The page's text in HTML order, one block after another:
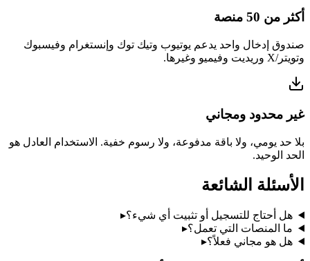
أكثر من 50 منصة
صندوق إدخال واحد يدعم يوتيوب وتيك توك وإنستغرام وفيسبوك
وتويتر/X وريديت وفيميو وغيرها.
غير محدود ومجاني
بلا حد يومي، ولا باقة مدفوعة، ولا رسوم خفية. الاستخدام العادل هو
الحد الوحيد.
الأسئلة الشائعة
هل أحتاج للتسجيل أو تثبيت أي شيء؟▸
ما المنصات التي تعمل؟▸
هل هو مجاني فعلاً؟▸